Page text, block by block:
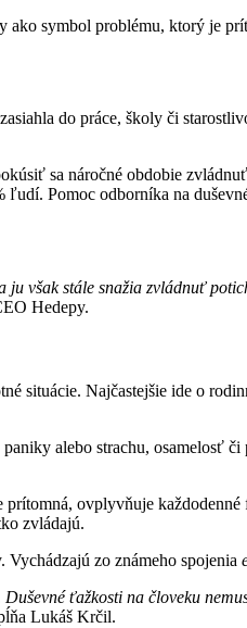
symbol problému, ktorý je
do práce, školy či
sa náročné obdobie
Pomoc odborníka na
však stále snažia zvládnuť
Hedepy.
situácie. Najčastejšie ide o
paniky alebo strachu, osamelosť
prítomná, ovplyvňuje
zvládajú.
zo známeho spojenia
ťažkosti na človeku
Lukáš Krčil.